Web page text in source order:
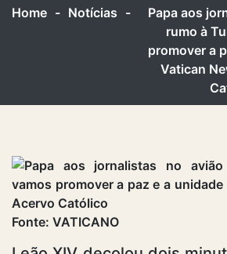
Home - Notícias -
Papa aos
rumo à
promover a
Vatican
Fonte: VATICANO